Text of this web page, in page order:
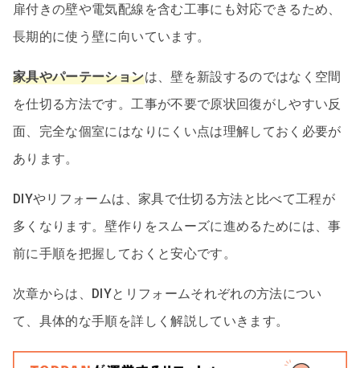
扉付きの壁や電気配線を含む工事にも対応できるため、
長期的に使う壁に向いています。
家具やパーテーションは、壁を新設するのではなく空間
を仕切る方法です。工事が不要で原状回復がしやすい反
面、完全な個室にはなりにくい点は理解しておく必要が
あります。
DIYやリフォームは、家具で仕切る方法と比べて工程が
多くなります。壁作りをスムーズに進めるためには、事
前に手順を把握しておくと安心です。
次章からは、DIYとリフォームそれぞれの方法につい
て、具体的な手順を詳しく解説していきます。